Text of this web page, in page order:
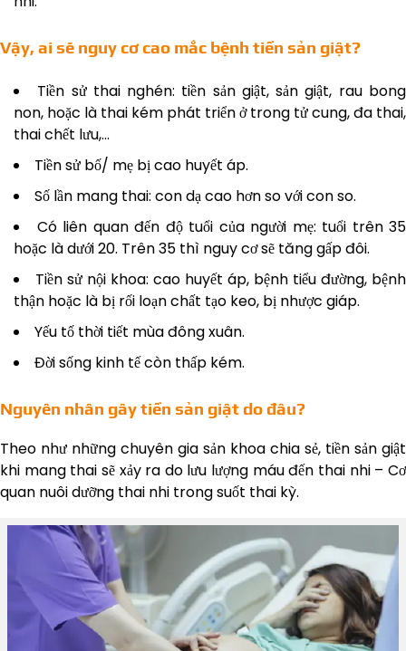
Vậy, ai sẽ nguy cơ cao mắc bệnh tiền sản giật?
Tiền sử thai nghén: tiền sản giật, sản giật, rau bong
non, hoặc là thai kém phát triển ở trong tử cung, đa thai,
thai chết lưu,…
Tiền sử bố/ mẹ bị cao huyết áp.
Số lần mang thai: con dạ cao hơn so với con so.
Có liên quan đến độ tuổi của người mẹ: tuổi trên 35
hoặc là dưới 20. Trên 35 thì nguy cơ sẽ tăng gấp đôi.
Tiền sử nội khoa: cao huyết áp, bệnh tiểu đường, bệnh
thận hoặc là bị rối loạn chất tạo keo, bị nhược giáp.
Yếu tố thời tiết mùa đông xuân.
Đời sống kinh tế còn thấp kém.
Nguyên nhân gây tiền sản giật do đâu?
Theo như những chuyên gia sản khoa chia sẻ, tiền sản giật
khi mang thai sẽ xảy ra do lưu lượng máu đến thai nhi – Cơ
quan nuôi dưỡng thai nhi trong suốt thai kỳ.